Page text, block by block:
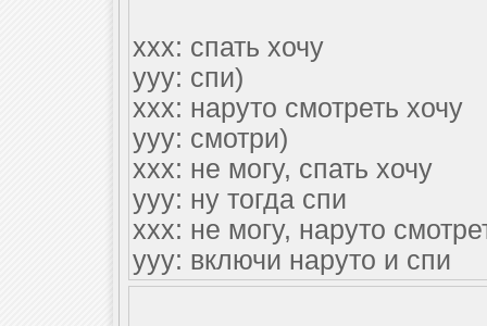
xxx: cпать хочу
yyy: спи)
xxx: наруто смотреть хочу
yyy: смотри)
xxx: не могу, спать хочу
yyy: ну тогда спи
xxx: не могу, наруто
yyy: включи наруто и спи